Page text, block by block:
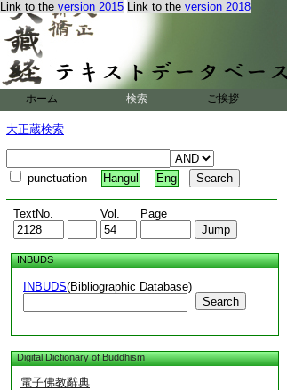
Link to the version 2015 Link to the version 2018
ホーム 検索 ご挨拶
大正蔵検索
punctuation Hangul Eng
TextNo. Vol. Page
INBUDS
INBUDS(Bibliographic Database)
Search
Digital Dictionary of Buddhism
電子佛教辭典